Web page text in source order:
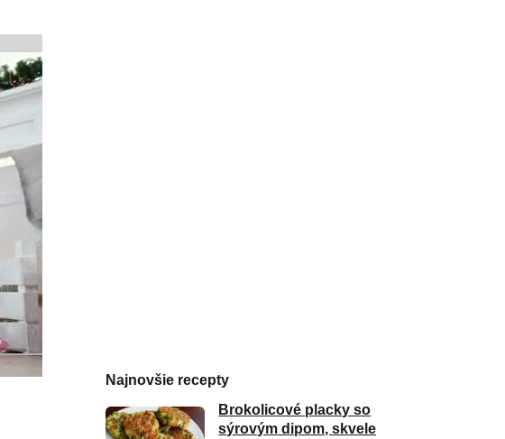
Najnovšie recepty
Brokolicové placky so
sýrovým dipom, skvele